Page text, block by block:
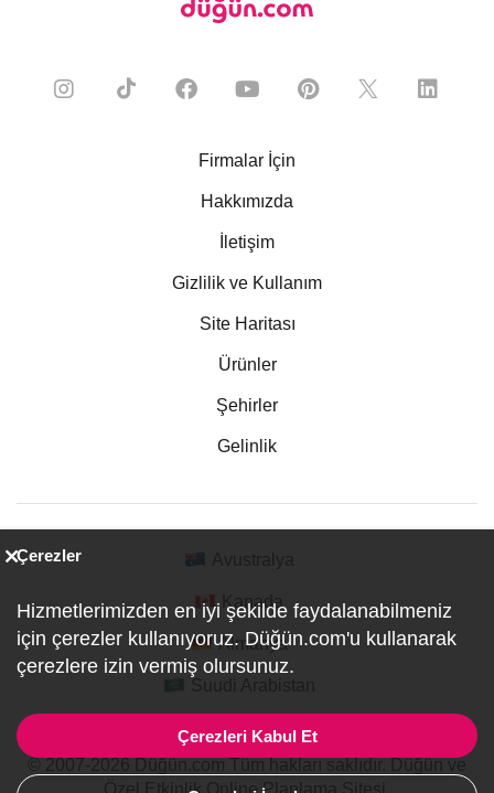
Firmalar İçin
Hakkımızda
İletişim
Gizlilik ve Kullanım
Site Haritası
Ürünler
Şehirler
Gelinlik
Kanada
Almanya
Özel Etkinlik Online Planlama Sitesi.
Çerezler
Hizmetlerimizden en iyi şekilde faydalanabilmeniz
için çerezler kullanıyoruz. Düğün.com'u kullanarak
çerezlere izin vermiş olursunuz.
Çerezleri Kabul Et